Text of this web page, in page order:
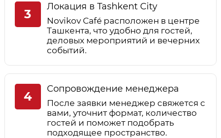
3
Локация в Tashkent City
Novikov Café расположен в центре
Ташкента, что удобно для гостей,
деловых мероприятий и вечерних
событий.
4
Сопровождение менеджера
После заявки менеджер свяжется с
вами, уточнит формат, количество
гостей и поможет подобрать
подходящее пространство.